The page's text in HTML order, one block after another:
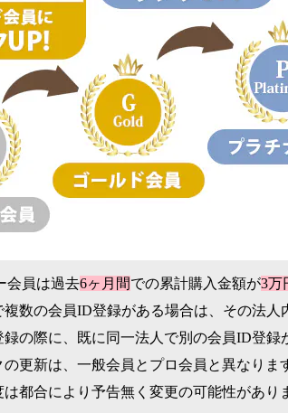
会員は過去6ヶ月間での累計購入金額が3万
数の会員ID登録がある場合は、その法人
の際に、既に同一法人で別の会員ID登録
更新は、一般会員とプロ会員と異なりま
都合により予告無く変更の可能性があり